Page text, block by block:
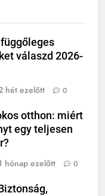
válaszd 2026-
hét ezelőtt 0
otthon: miért
egy teljesen
hónap ezelőtt 0